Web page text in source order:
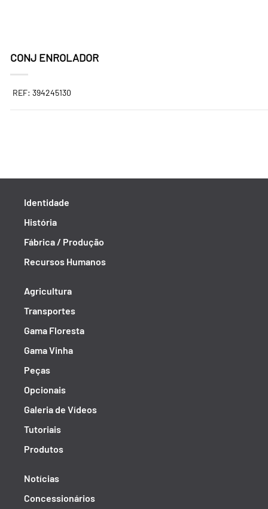
CONJ ENROLADOR
REF: 394245130
Identidade
História
Fábrica / Produção
Recursos Humanos
Agricultura
Transportes
Gama Floresta
Gama Vinha
Peças
Opcionais
Galeria de Vídeos
Tutoriais
Produtos
Notícias
Concessionários